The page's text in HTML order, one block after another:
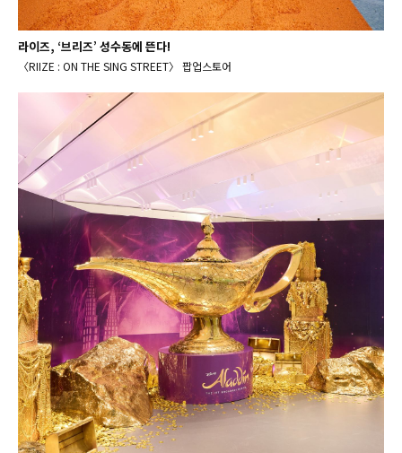
라이즈, ‘브리즈’ 성수동에 뜬다!
〈RIIZE : ON THE SING STREET〉 팝업스토어